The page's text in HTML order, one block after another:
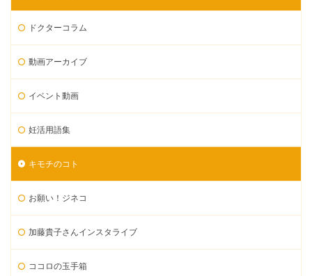
ドクターコラム
動画アーカイブ
イベント動画
妊活用語集
キモチのコト
お願い！ジネコ
加藤貴子さんインスタライブ
ココロの玉手箱